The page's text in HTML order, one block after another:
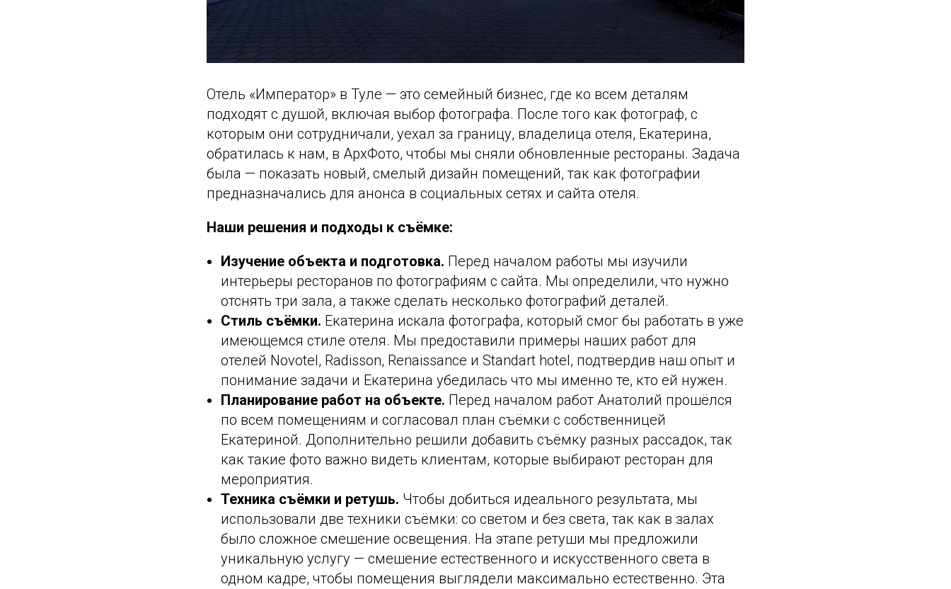
Отель «Император» в Туле — это семейный бизнес, где ко всем деталям
подходят с душой, включая выбор фотографа. После того как фотограф, с
которым они сотрудничали, уехал за границу, владелица отеля, Екатерина,
обратилась к нам, в АрхФото, чтобы мы сняли обновленные рестораны. Задача
была — показать новый, смелый дизайн помещений, так как фотографии
предназначались для анонса в социальных сетях и сайта отеля.
Наши решения и подходы к съёмке:
Изучение объекта и подготовка. Перед началом работы мы изучили
интерьеры ресторанов по фотографиям с сайта. Мы определили, что нужно
отснять три зала, а также сделать несколько фотографий деталей.
Стиль съёмки. Екатерина искала фотографа, который смог бы работать в уже
имеющемся стиле отеля. Мы предоставили примеры наших работ для
отелей Novotel, Radisson, Renaissance и Standart hotel, подтвердив наш опыт и
понимание задачи и Екатерина убедилась что мы именно те, кто ей нужен.
Планирование работ на объекте. Перед началом работ Анатолий прошёлся
по всем помещениям и согласовал план съёмки с собственницей
Екатериной. Дополнительно решили добавить съёмку разных рассадок, так
как такие фото важно видеть клиентам, которые выбирают ресторан для
мероприятия.
Техника съёмки и ретушь. Чтобы добиться идеального результата, мы
использовали две техники съёмки: со светом и без света, так как в залах
было сложное смешение освещения. На этапе ретуши мы предложили
уникальную услугу — смешение естественного и искусственного света в
одном кадре, чтобы помещения выглядели максимально естественно. Эта